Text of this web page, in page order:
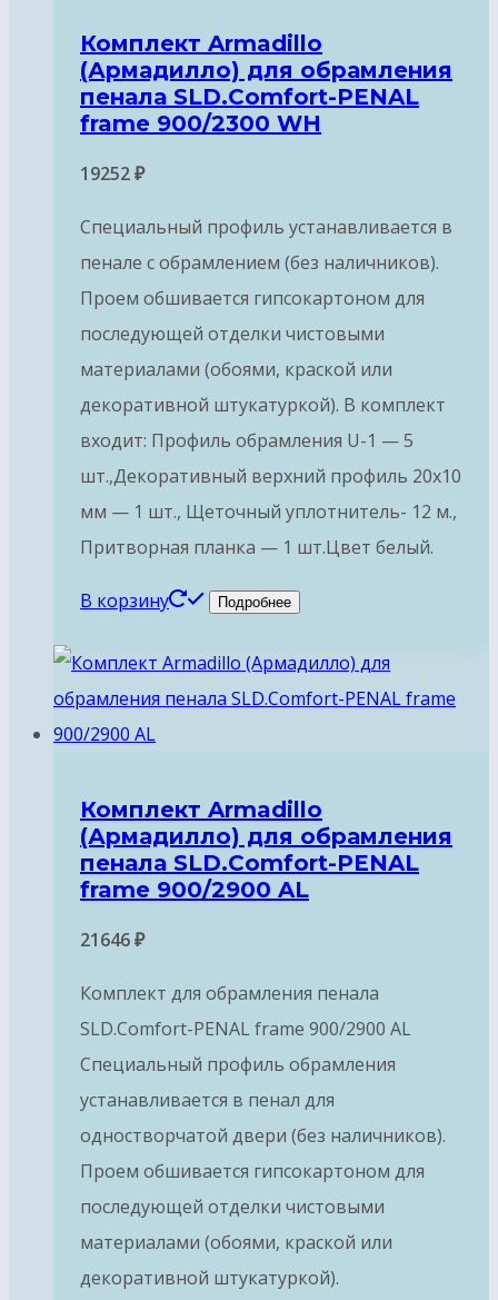
Комплект Armadillo
(Армадилло) для обрамления
пенала SLD.Comfort-PENAL
frame 900/2300 WH
19252₽
Специальный профиль устанавливается в
пенале с обрамлением (без наличников).
Проем обшивается гипсокартоном для
последующей отделки чистовыми
материалами (обоями, краской или
декоративной штукатуркой). В комплект
входит: Профиль обрамления U-1 — 5
шт.,Декоративный верхний профиль 20х10
мм — 1 шт., Щеточный уплотнитель- 12 м.,
Притворная планка — 1 шт.Цвет белый.
В корзину Подробнее
Комплект Armadillo
(Армадилло) для обрамления
пенала SLD.Comfort-PENAL
frame 900/2900 AL
21646₽
Комплект для обрамления пенала
SLD.Comfort-PENAL frame 900/2900 AL
Специальный профиль обрамления
устанавливается в пенал для
одностворчатой двери (без наличников).
Проем обшивается гипсокартоном для
последующей отделки чистовыми
материалами (обоями, краской или
декоративной штукатуркой).